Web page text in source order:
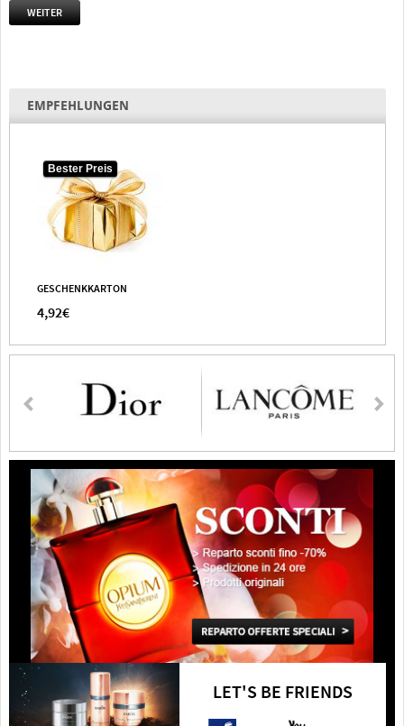
WEITER
EMPFEHLUNGEN
Bester Preis
GESCHENKKARTON
4,92€
LET'S BE FRIENDS